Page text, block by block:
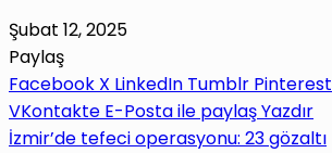
Şubat 12, 2025
Paylaş
Facebook X LinkedIn Tumblr Pinterest
VKontakte E-Posta ile paylaşYazdır
İzmir’de tefeci operasyonu: 23 gözaltı